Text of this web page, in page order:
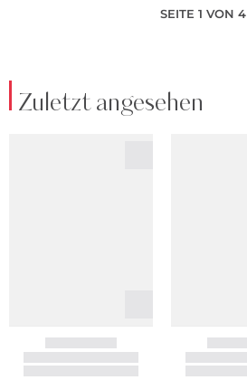
SEITE 1 VON 4
Zuletzt angesehen